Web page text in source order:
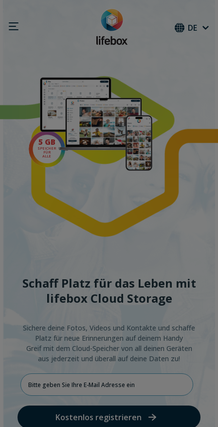
DE
5 GB
SPEICHER
FÜR
ALLE
Schaff Platz für das Leben mit
lifebox Cloud Storage
Sichere deine Fotos, Videos und Kontakte und schaffe
Platz für neue Erinnerungen auf deinem Handy
Greif mit dem Cloud-Speicher von all deinen Geräten
aus jederzeit und überall auf deine Daten zu!
Kostenlos registrieren